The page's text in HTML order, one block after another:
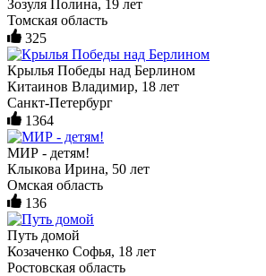
Зозуля Полина, 19 лет
Томская область
325
Крылья Победы над Берлином
Китаинов Владимир, 18 лет
Санкт-Петербург
1364
МИР - детям!
Клыкова Ирина, 50 лет
Омская область
136
Путь домой
Козаченко Софья, 18 лет
Ростовская область